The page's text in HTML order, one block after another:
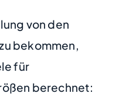
von den
bekommen,
für
berechnet: